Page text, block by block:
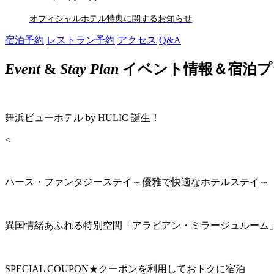
オフィシャルホテル特典に関するお知らせ
宿泊予約 レストラン予約 アクセス Q&A
Event& Stay Plan イベント情報＆宿泊
舞浜ビューホテル by HULIC 誕生！
<
ハース・ファンタジーステイ～優雅で快適なホテルステイ～
異国情緒あふれる特別空間「アラビアン・ミラージュルーム
SPECIAL COUPON★クーポンを利用しておトクに宿泊